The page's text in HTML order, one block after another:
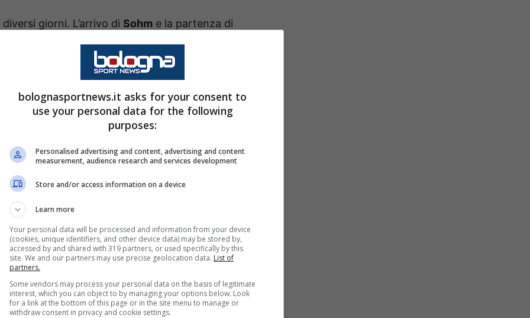
giorni. L’arrivo di Sohm e la partenza di
felsinei, ancora in cerca di rinforzi per poter
Tra i reparti finiti sotto la lente di
proposito CiroImmobile, arrivato in estate
non è più intoccabile, a riferirlo èIl Resto del
del Verona
ragionando sul futuro di CiroImmobile
complice anche un infortunio che lo ha
classe 1990 sta impiegando più tempo del
non sia l’uomo giusto nel sistema di gioco di
tecnico, dirigenza e giocatore.
bolognasportnews.it asks for your consent to
use your personal data for the following
purposes:
Personalised advertising and content, advertising and content
measurement, audience research and services development
Store and/or access information on a device
Learn more
Your personal data will be processed and information from your device
(cookies, unique identifiers, and other device data) may be stored by,
accessed by and shared with 319 partners, or used specifically by this
site. We and our partners may use precise geolocation data. List of
partners.
Some vendors may process your personal data on the basis of legitimate
interest, which you can object to by managing your options below. Look
for a link at the bottom of this page or in the site menu to manage or
withdraw consent in privacy and cookie settings.